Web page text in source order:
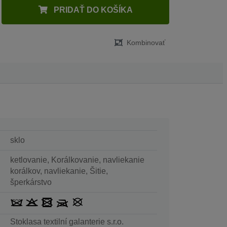
PRIDAŤ DO KOŠÍKA
Kombinovať
sklo
ketlovanie, Korálkovanie, navliekanie
korálkov, navliekanie, Šitie,
šperkárstvo
Stoklasa textilní galanterie s.r.o.